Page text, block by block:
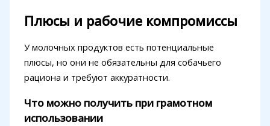
Плюсы и рабочие компромиссы
У молочных продуктов есть потенциальные
плюсы, но они не обязательны для собачьего
рациона и требуют аккуратности.
Что можно получить при грамотном
использовании